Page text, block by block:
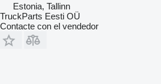
Estonia, Tallinn
TruckParts Eesti OÜ
Contacte con el vendedor